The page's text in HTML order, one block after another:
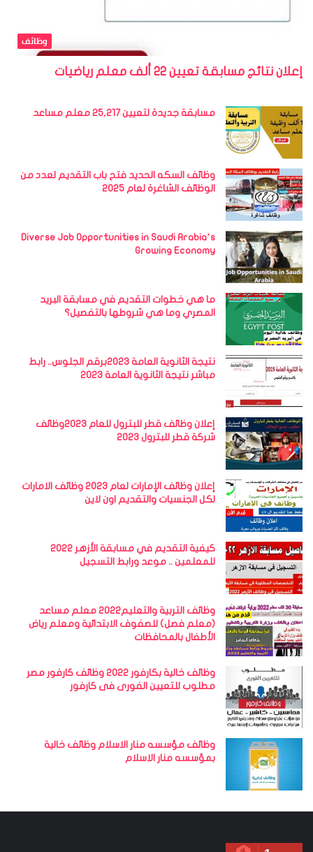
وظائف
إعلان نتائج مسابقة تعيين 22 ألف معلم رياضيات
مسابقة جديدة لتعيين 25,217 معلم مساعد
وظائف السكه الحديد فتح باب التقديم لعدد من
الوظائف الشاغرة لعام 2025
Diverse Job Opportunities in Saudi Arabia’s
Growing Economy
ما هي خطوات التقديم في مسابقة البريد
المصري وما هي شروطها بالتفصيل؟
نتيجة الثانوية العامة 2023برقم الجلوس.. رابط
مباشر نتيجة الثانوية العامة 2023
إعلان وظائف قطر للبترول للعام 2023وظائف
شركة قطر للبترول 2023
إعلان وظائف الإمارات لعام 2023 وظائف الامارات
لكل الجنسيات والتقديم اون لاين
كيفية التقديم في مسابقة الأزهر 2022
للمعلمين .. موعد ورابط التسجيل
وظائف التربية والتعليم2022 معلم مساعد
(معلم فصل) للصفوف الابتدائية ومعلم رياض
الأطفال بالمحافظات
وظائف خالية بكارفور 2022 وظائف كارفور مصر
مطلوب للتعيين الفورى فى كارفور
وظائف مؤسسه منار الاسلام وظائف خالية
بمؤسسه منار الاسلام